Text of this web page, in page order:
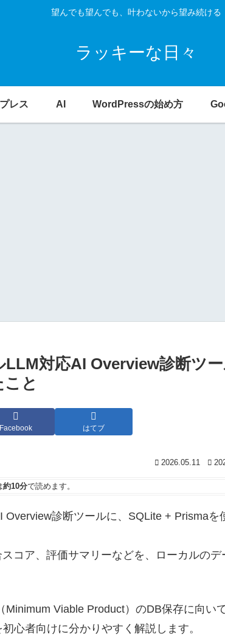
望んでも望んでも、叶わないから望み続ける
ラッキーな日々
レス AI WordPressの始め方
対応AI Overview診断ツ
と
Facebook はてブ
2026.05.11
約10分で読めます。
診断ツールに、SQLite + Prismaを
コア、評価サマリーなどを、ローカルのデ
Viable Product）のDB保存に向い
心者向けに分かりやすく解説します。